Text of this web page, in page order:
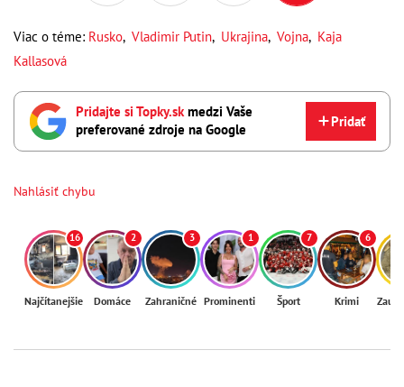
Viac o téme: Rusko, Vladimir Putin, Ukrajina, Vojna, Kaja
Kallasová
Pridajte si Topky.skmedzi Vaše
preferované zdroje na Google
Pridať
Nahlásiť chybu
16
Najčítanejšie
2
Domáce
3
Zahraničné
1
Prominenti
7
Šport
6
Krimi